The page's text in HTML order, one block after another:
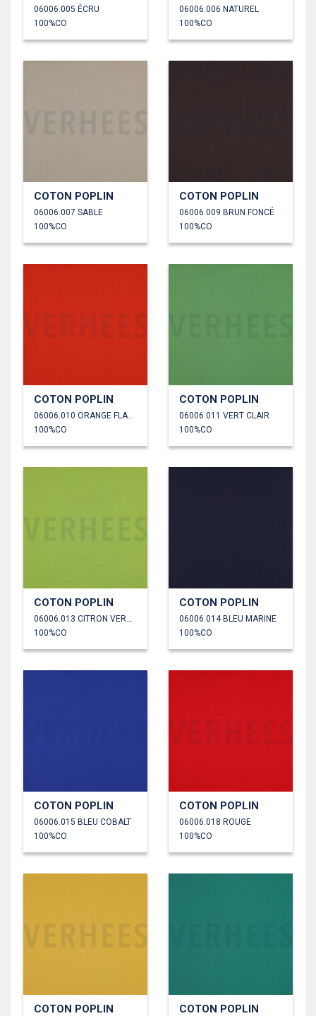
06006.005 ÉCRU
100%CO
06006.006 NATUREL
100%CO
COTON POPLIN
06006.007 SABLE
100%CO
COTON POPLIN
06006.009 BRUN FONCÉ
100%CO
COTON POPLIN
100%CO
COTON POPLIN
06006.011 VERT CLAIR
100%CO
COTON POPLIN
100%CO
COTON POPLIN
06006.014 BLEU MARINE
100%CO
COTON POPLIN
06006.015 BLEU COBALT
100%CO
COTON POPLIN
06006.018 ROUGE
100%CO
COTON POPLIN COTON POPLIN